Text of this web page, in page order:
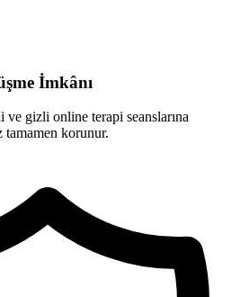
İmkânı
gizli online terapi seanslarına
korunur.